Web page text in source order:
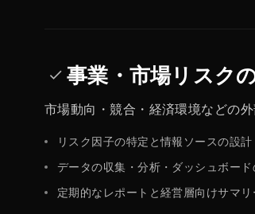
done 事業・市場リスク
市場動向・競合・経済環境などの
リスク因子の特定と情報ソースの設計
データの収集・分析・ダッシュボード
定期的なレポートと経営層向けサマ